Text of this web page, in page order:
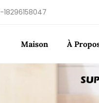
18296158047
Maison À